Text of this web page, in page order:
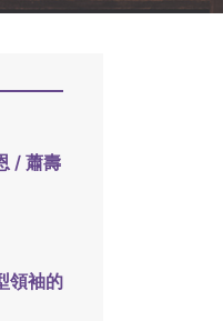
/ 蕭壽
領袖的